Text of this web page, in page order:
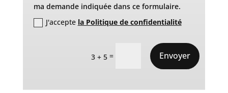
ma demande indiquée dans ce formulaire.
J'accepte la Politique de confidentialité
3 + 5 = Envoyer